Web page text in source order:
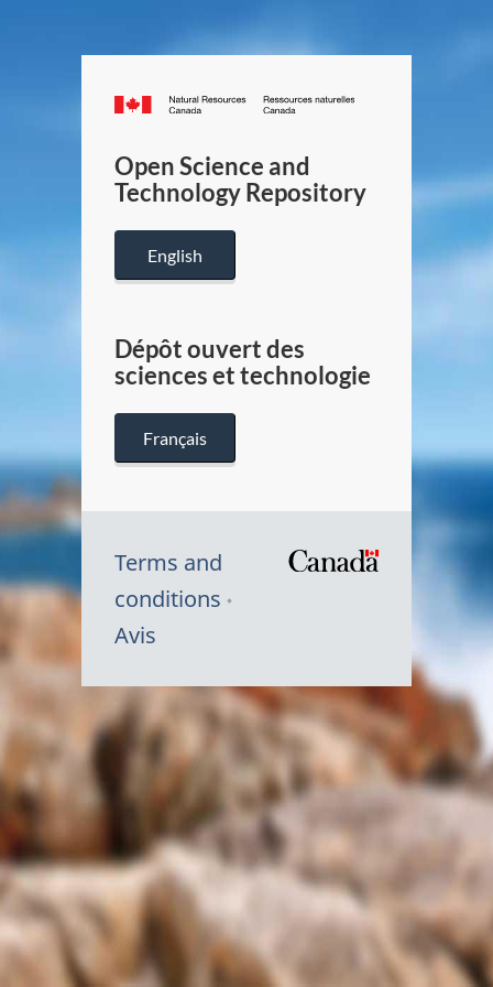
Canada.ca
/
Canada
Open Science and
Technology Repository
English
Dépôt ouvert des
sciences et technologie
Français
Terms and
conditions
Avis
Symbole
du
Canada